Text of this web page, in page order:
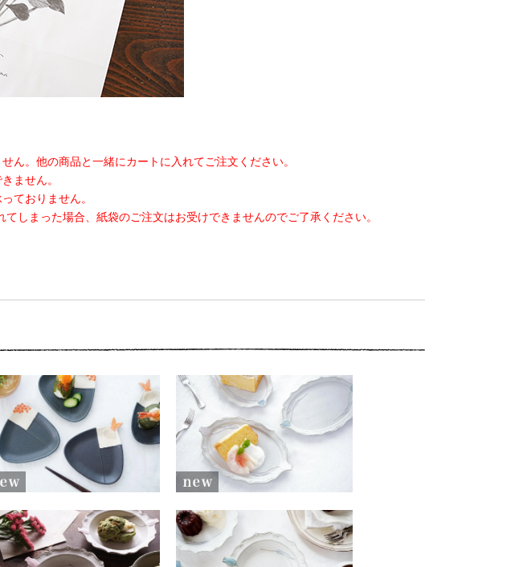
ん。他の商品と一緒にカートに入れてご注文ください。
ません。
ておりません。
しまった場合、紙袋のご注文はお受けできませんのでご了承ください。
ニ１ おにぎりのお皿
1,800円(税込1,980円)
ニ１０ チューリップの西
洋楕円ケーキ皿
1,900円(税込2,090円)
ニ１２ チューリップの西
洋深皿 ピンク
ニ１３ チューリップの西
洋深皿 青